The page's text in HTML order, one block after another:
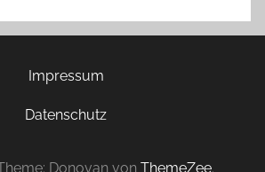
Impressum
Datenschutz
Donovan von ThemeZee.